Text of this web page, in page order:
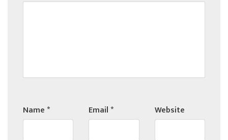
Name* Email* Website